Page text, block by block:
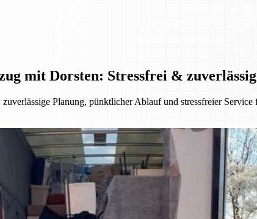
mit Dorsten: Stressfrei & zuverlässig
Planung, pünktlicher Ablauf und stressfreier